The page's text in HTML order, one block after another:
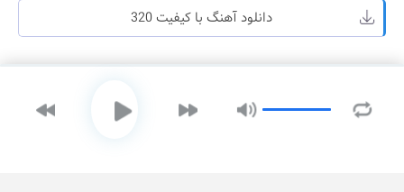
دانلود آهنگ با کیفیت 320